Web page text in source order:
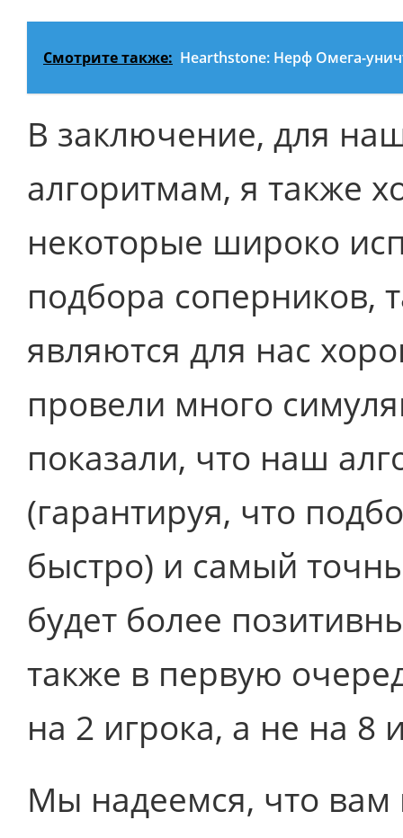
Смотрите также: Hearthstone: Нерф Омега-
В заключение, для
алгоритмам, я также
некоторые широко
подбора соперников,
являются для нас
провели много
показали, что наш
(гарантируя, что
быстро) и самый
будет более
также в первую
на 2 игрока, а не на 8
Мы надеемся, что вам